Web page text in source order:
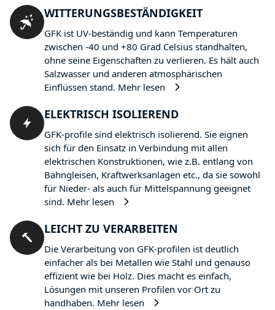
WITTERUNGSBESTÄNDIGKEIT
GFK ist UV-beständig und kann Temperaturen
zwischen -40 und +80 Grad Celsius standhalten,
ohne seine Eigenschaften zu verlieren. Es hält auch
Salzwasser und anderen atmosphärischen
Einflüssen stand. Mehr lesen
ELEKTRISCH ISOLIEREND
GFK-profile sind elektrisch isolierend. Sie eignen
sich für den Einsatz in Verbindung mit allen
elektrischen Konstruktionen, wie z.B. entlang von
Bahngleisen, Kraftwerksanlagen etc., da sie sowohl
für Nieder- als auch für Mittelspannung geeignet
sind. Mehr lesen
LEICHT ZU VERARBEITEN
Die Verarbeitung von GFK-profilen ist deutlich
einfacher als bei Metallen wie Stahl und genauso
effizient wie bei Holz. Dies macht es einfach,
Lösungen mit unseren Profilen vor Ort zu
handhaben. Mehr lesen